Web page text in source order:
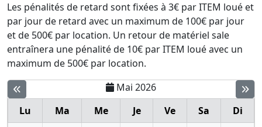
Les pénalités de retard sont fixées à 3€ par ITEM loué et
par jour de retard avec un maximum de 100€ par jour
et de 500€ par location. Un retour de matériel sale
entraînera une pénalité de 10€ par ITEM loué avec un
maximum de 500€ par location.
Mai 2026
Lu
Ma Me Je Ve Sa
Di